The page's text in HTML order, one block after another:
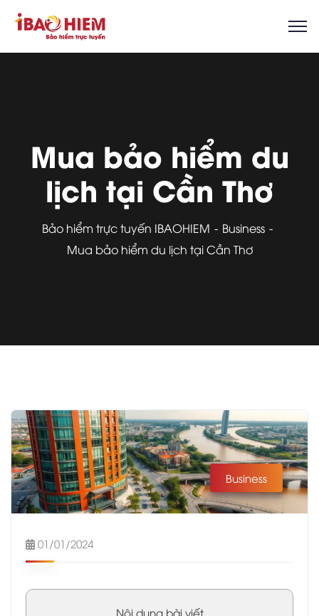
Mua bảo hiểm du
lịch tại Cần Thơ
Bảo hiểm trực tuyến IBAOHIEM
Business
Mua bảo hiểm du lịch tại Cần Thơ
Business
01/01/2024
Nội dung bài viết